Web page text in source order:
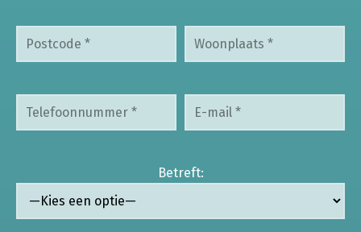
Betreft: